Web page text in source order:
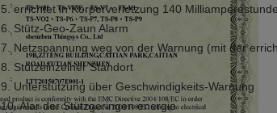
5. errichtet in Körperverletzung 140
6. Stütz-Geo-Zaun Alarm
7. Netzspannung weg von der Warnung (mit der
8. Stützeinzelner Standort
9. Unterstützung über Geschwindigkeits-Warnung
10. Alar der Stützgeringen energie